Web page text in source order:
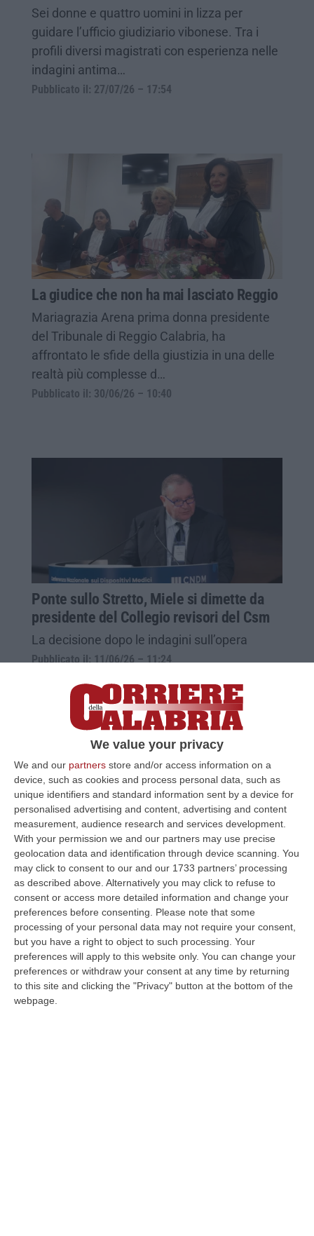
We value your privacy
We and our partners store and/or access information on a
device, such as cookies and process personal data, such as
unique identifiers and standard information sent by a device for
personalised advertising and content, advertising and content
measurement, audience research and services development.
With your permission we and our partners may use precise
geolocation data and identification through device scanning. You
may click to consent to our and our 1733 partners’ processing
as described above. Alternatively you may click to refuse to
consent or access more detailed information and change your
preferences before consenting.
Please note that some
processing of your personal data may not require your consent,
but you have a right to object to such processing. Your
preferences will apply to this website only. You can change your
preferences or withdraw your consent at any time by returning
to this site and clicking the "Privacy" button at the bottom of the
webpage.
Sei donne e quattro uomini in lizza per
guidare l’ufficio giudiziario vibonese. Tra i
profili diversi magistrati con esperienza nelle
indagini antima…
Pubblicato il: 27/07/26 – 17:54
La giudice che non ha mai lasciato Reggio
Mariagrazia Arena prima donna presidente
del Tribunale di Reggio Calabria, ha
affrontato le sfide della giustizia in una delle
realtà più complesse d…
Pubblicato il: 30/06/26 – 10:40
Ponte sullo Stretto, Miele si dimette da
presidente del Collegio revisori del Csm
La decisione dopo le indagini sull’opera
Pubblicato il: 11/06/26 – 11:24
Csm, Belcastro proposta alla guida del
Civile a Catanzaro
La proposta come nuovo presidente di
Sezione della Corte di Appello, settore civile
Pubblicato il: 24/04/26 – 12:58